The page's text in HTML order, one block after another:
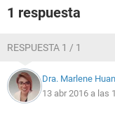
1 respuesta
RESPUESTA 1 / 1
Dra. Marlene
13 abr 2016 a las